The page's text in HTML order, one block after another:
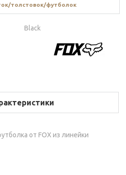
толстовок/футболок
Black
от FOX из линейки